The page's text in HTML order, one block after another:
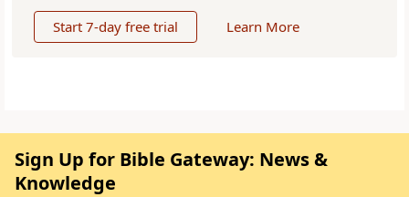
Start 7-day free trial Learn More
Sign Up for Bible Gateway: News &
Knowledge